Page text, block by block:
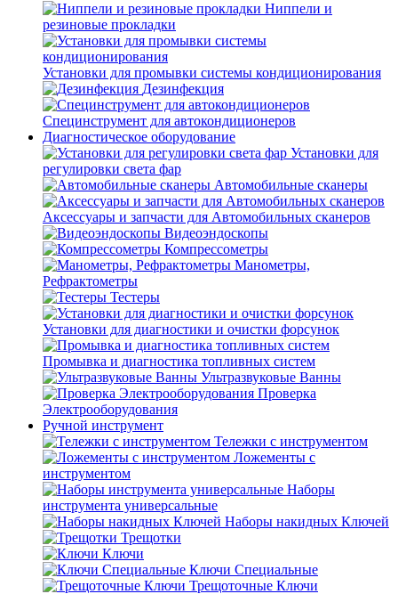
Ниппели и
резиновые прокладки
Установки для промывки системы кондиционирования
Дезинфекция
Специнструмент для автокондиционеров
Диагностическое оборудование
Установки для
регулировки света фар
Автомобильные сканеры
Аксессуары и запчасти для Автомобильных сканеров
Видеоэндоскопы
Компрессометры
Манометры,
Рефрактометры
Тестеры
Установки для диагностики и очистки форсунок
Промывка и диагностика топливных систем
Ультразвуковые Ванны
Проверка
Электрооборудования
Ручной инструмент
Тележки с инструментом
Ложементы с
инструментом
Наборы
инструмента универсальные
Наборы накидных Ключей
Трещотки
Ключи
Ключи Специальные
Трещоточные Ключи